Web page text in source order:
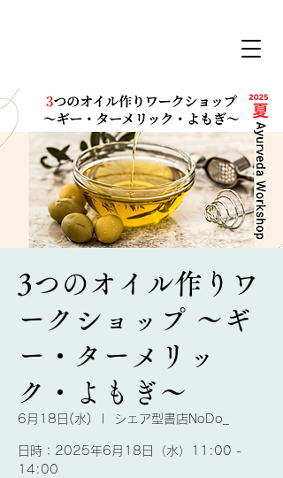
3つのオイル作りワ
ークショップ 〜ギ
ー・ターメリッ
ク・よもぎ〜
6月18日(水) シェア型書店NoDo_
日時：2025年6月18日（水）11:00 -
14:00